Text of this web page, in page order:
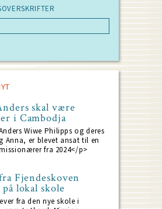
skal være
i Cambodja
Wiwe Philipps og deres
Anna, er blevet ansat til en
fra 2024</p>
Fjendeskoven
lokal skole
fra den nye skole i